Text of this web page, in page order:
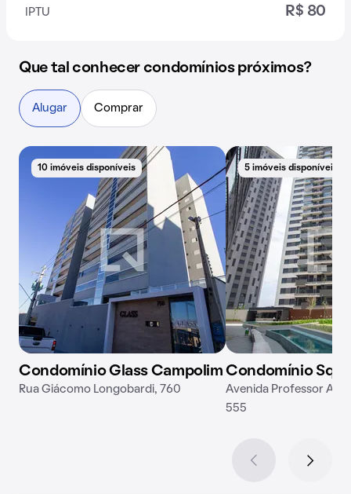
IPTU R$ 80
Que tal conhecer condomínios próximos?
Alugar Comprar
10 imóveis disponíveis
Condomínio Glass Campolim
Rua Giácomo Longobardi, 760
5 imóveis disponíveis
Condomínio
Avenida Professor
555